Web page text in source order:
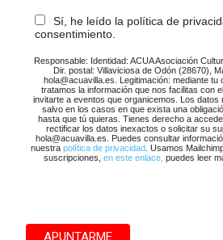
Sí, he leído la política de
consentimiento.
Responsable: Identidad: ACUA Asociación
Dir. postal: Villaviciosa de Odón (28670),
hola@acuavilla.es. Legitimación: mediante tu
tratamos la información que nos facilitas con
invitarte a eventos que organicemos. Los datos
salvo en los casos en que exista una
hasta que tú quieras. Tienes derecho a
rectificar los datos inexactos o solicitar su
hola@acuavilla.es. Puedes consultar
nuestra política de privacidad. Usamos
suscripciones, en este enlace, puedes leer